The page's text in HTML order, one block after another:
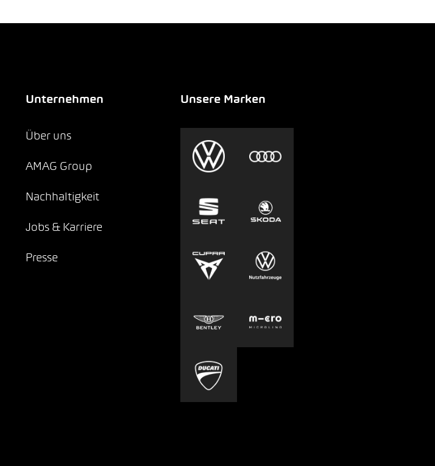
Unternehmen
Über uns
AMAG Group
Nachhaltigkeit
Jobs & Karriere
Presse
Unsere Marken